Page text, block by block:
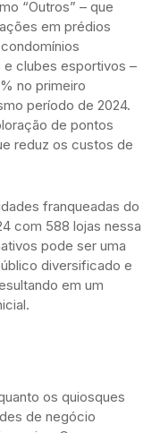
“Outros” – que
em prédios
e clubes esportivos –
no primeiro
período de 2024.
de pontos
reduz os custos de
franqueadas do
com 588 lojas nessa
pode ser uma
diversificado e
em um
os quiosques
de negócio